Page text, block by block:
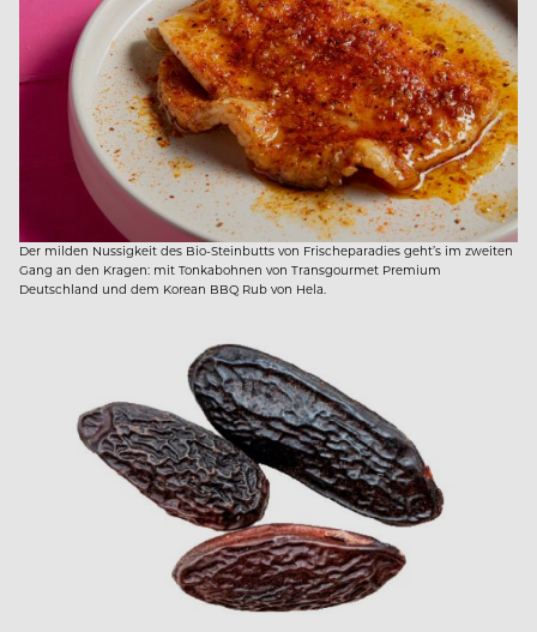
Der milden Nussigkeit des Bio-Steinbutts von Frischeparadies geht’s im zweiten
Gang an den Kragen: mit Tonkabohnen von Transgourmet Premium
Deutschland und dem Korean BBQ Rub von Hela.